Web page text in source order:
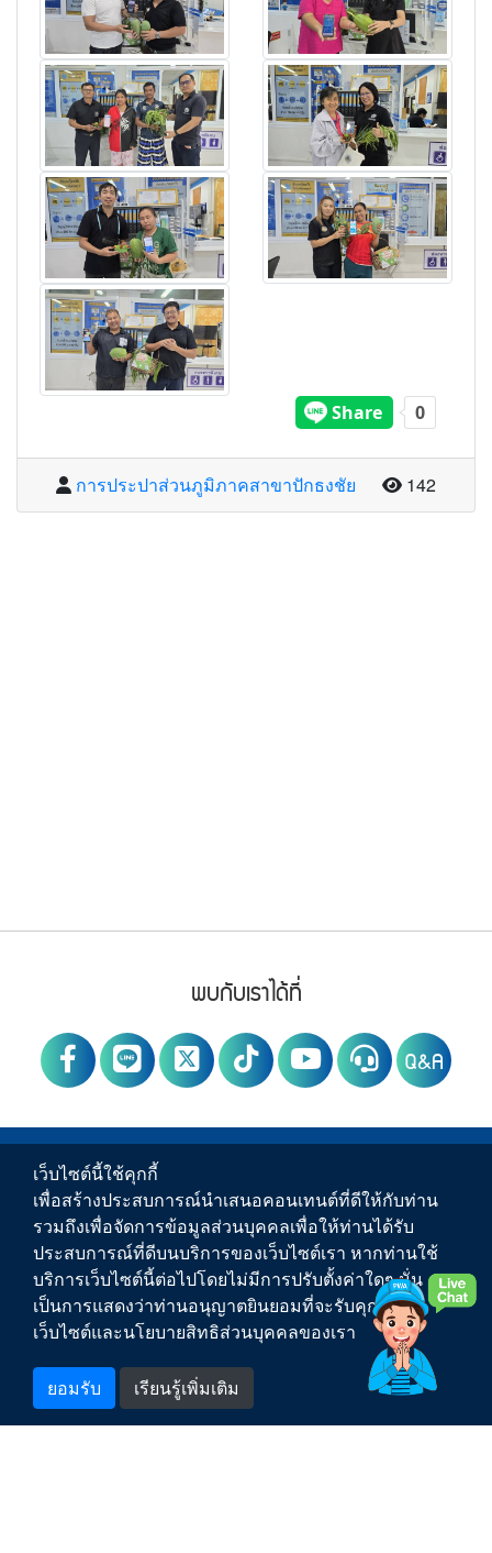
การประปาส่วนภูมิภาคสาขาปักธงชัย จำนวนผู้อ่
142
พบกับเราได้ที่
Q&A
PWA Footer Link
ข่าวสาร
บริการของ กปภ.
เกี่ยวกับ กปภ.
ติดต่อเรา
สำหรับพนักงาน
เว็บไซต์นี้ใช้คุกกี้
เพื่อสร้างประสบการณ์นำเสนอคอนเทนต์ที่ดีให้กับท่าน
รวมถึงเพื่อจัดการข้อมูลส่วนบุคคลเพื่อให้ท่านได้รับ
ประสบการณ์ที่ดีบนบริการของเว็บไซต์เรา หากท่านใช้
บริการเว็บไซต์นี้ต่อไปโดยไม่มีการปรับตั้งค่าใดๆ นั่น
เป็นการแสดงว่าท่านอนุญาตยินยอมที่จะรับคุกกี้บน
เว็บไซต์และนโยบายสิทธิส่วนบุคคลของเรา
ยอมรับ เรียนรู้เพิ่มเติม